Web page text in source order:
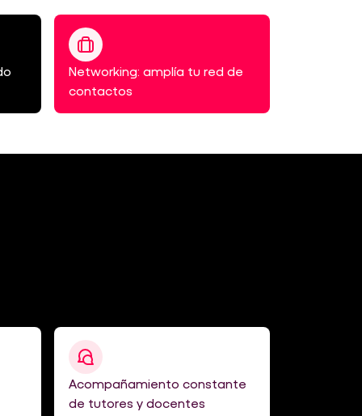
Networking: amplía tu red de
contactos
Acompañamiento constante
de tutores y docentes